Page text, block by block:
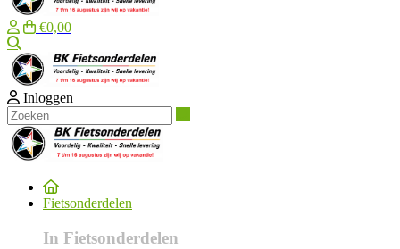
€0,00
Inloggen
Fietsonderdelen
In Fietsonderdelen